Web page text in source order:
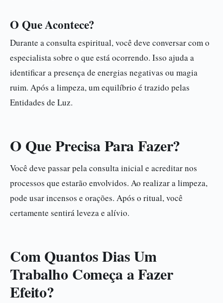
O Que Acontece?
Durante a consulta espiritual, você deve conversar com o
especialista sobre o que está ocorrendo. Isso ajuda a
identificar a presença de energias negativas ou magia
ruim. Após a limpeza, um equilíbrio é trazido pelas
Entidades de Luz.
O Que Precisa Para Fazer?
Você deve passar pela consulta inicial e acreditar nos
processos que estarão envolvidos. Ao realizar a limpeza,
pode usar incensos e orações. Após o ritual, você
certamente sentirá leveza e alívio.
Com Quantos Dias Um
Trabalho Começa a Fazer
Efeito?